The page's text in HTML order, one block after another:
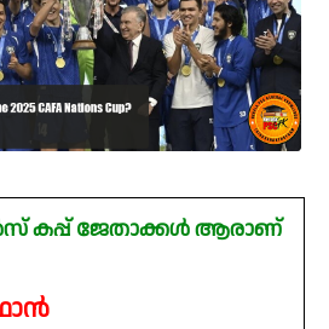
കപ്പ് ജേതാക്കൾ ആരാണ്